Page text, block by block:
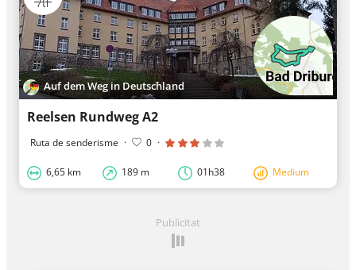
Auf dem Weg in Deutschland
Reelsen Rundweg A2
Ruta de senderisme · 0 ·
6,65 km 189 m 01h38 Medium
Publicitat